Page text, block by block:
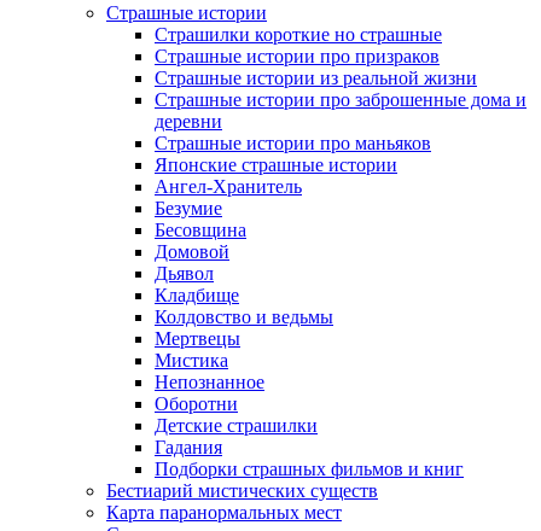
Страшные истории
Страшилки короткие но страшные
Страшные истории про призраков
Страшные истории из реальной жизни
Страшные истории про заброшенные дома и
деревни
Страшные истории про маньяков
Японские страшные истории
Ангел-Хранитель
Безумие
Бесовщина
Домовой
Дьявол
Кладбище
Колдовство и ведьмы
Мертвецы
Мистика
Непознанное
Оборотни
Детские страшилки
Гадания
Подборки страшных фильмов и книг
Бестиарий мистических существ
Карта паранормальных мест